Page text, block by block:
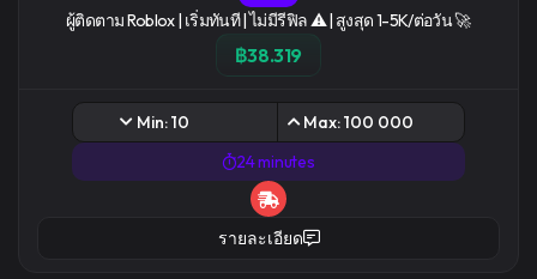
ผู้ติดตาม Roblox | เริ่มทันที | ไม่มีรีฟิล ⚠️ | สูงสุด 1-5K/ต่อวัน 🚀
฿38.319
Min: 10
Max: 100 000
24 minutes
รายละเอียด